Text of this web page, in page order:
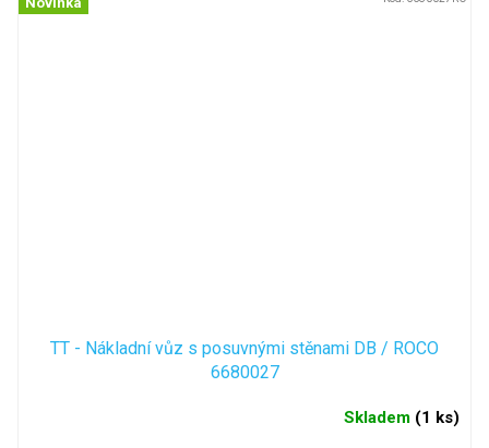
TT - Nákladní vůz s posuvnými stěnami DB / ROCO
6680027
Skladem (1 ks)